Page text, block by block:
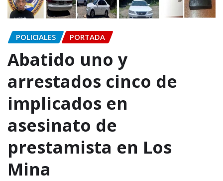
POLICIALES PORTADA
Abatido uno y
arrestados cinco de
implicados en
asesinato de
prestamista en Los
Mina